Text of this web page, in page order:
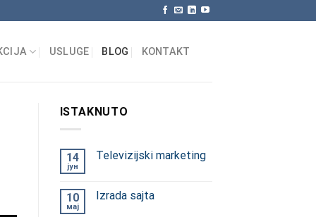
USLUGE BLOG KONTAKT
ISTAKNUTO
14
јун
Televizijski marketing
10
мај
Izrada sajta